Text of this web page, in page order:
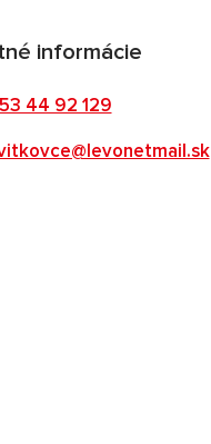
informácie
44 92 129